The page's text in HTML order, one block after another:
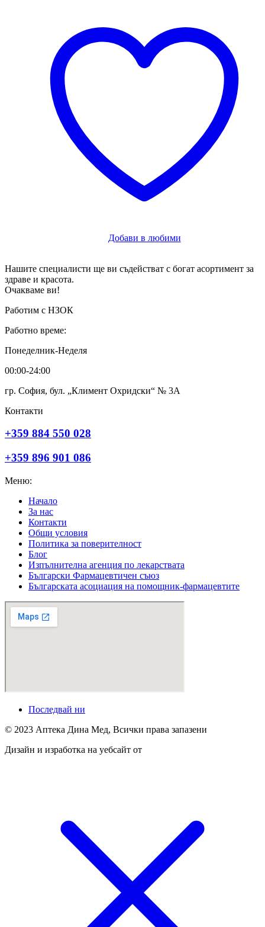
Добави в любими
Нашите специалисти ще ви съдействат с богат асортимент за
здраве и красота.
Очакваме ви!
Работим с НЗОК
Работно време:
Понеделник-Неделя
00:00-24:00
гр. София, бул. „Климент Охридски“ № 3A
Контакти
+359 884 550 028
+359 896 901 086
Меню:
Начало
За нас
Контакти
Общи условия
Политика за поверителност
Блог
Изпълнителна агенция по лекарствата
Български Фармацевтичен съюз
Българската асоциация на помощник-фармацевтите
Последвай ни
© 2023 Аптека Дина Мед, Всички права запазени
Дизайн и изработка на уебсайт от